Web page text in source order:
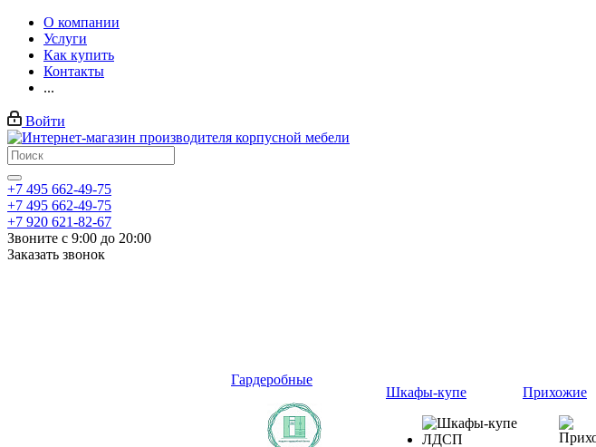
О компании
Услуги
Как купить
Контакты
...
Войти
+7 495 662-49-75
+7 495 662-49-75
+7 920 621-82-67
Звоните с 9:00 до 20:00
Заказать звонок
Гардеробные
Шкафы-купе Прихожие